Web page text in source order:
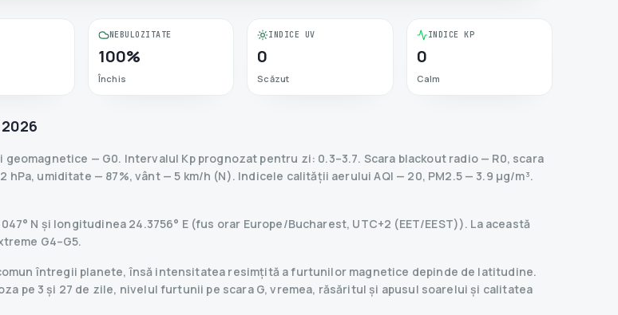
NEBULOZITATE
100%
Închis
INDICE UV
0
Scăzut
INDICE KP
0
Calm
geomagnetice — G0. Intervalul Kp prognozat pentru zi: 0.3–3.7. Scara blackout radio— R0, scara
hPa, umiditate — 87%, vânt — 5 km/h (N). Indicele calității aerului AQI — 20, PM2.5 — 3.9 µg/m³.
N și longitudinea 24.3756° E (fus orar Europe/Bucharest, UTC+2 (EET/EEST)). La această
G4–G5.
întregii planete, însă intensitatea resimțită a furtunilor magnetice depinde de latitudine.
pe 3 și 27 de zile, nivelul furtunii pe scara G, vremea, răsăritul și apusul soarelui și calitatea